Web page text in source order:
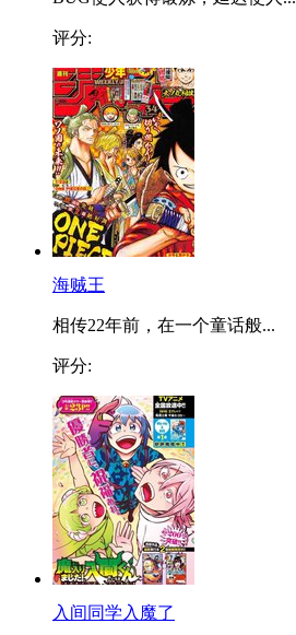
评分:
海贼王
相传22年前，在一个童话般...
评分:
入间同学入魔了